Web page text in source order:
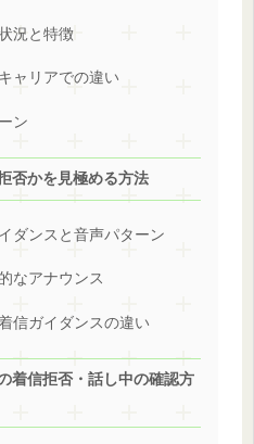
況と特徴
ャリアでの違い
ン
否かを見極める方法
ダンスと音声パターン
なアナウンス
信ガイダンスの違い
着信拒否・話し中の確認方